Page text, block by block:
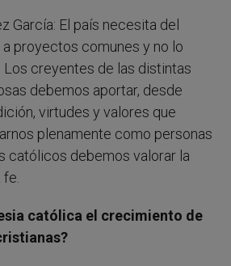
García: El país necesita del
proyectos comunes y no lo
Los creyentes de las distintas
debemos aportar, desde
virtudes y valores que
plenamente como personas
católicos debemos valorar la
fe.
católica el crecimiento de